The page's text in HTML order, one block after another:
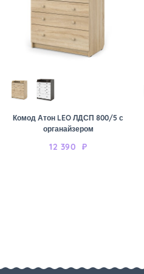
Комод Атон LEO ЛДСП 800/5 с
органайзером
12 390 ₽